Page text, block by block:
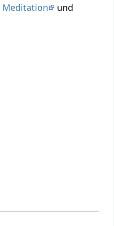
Meditation
und